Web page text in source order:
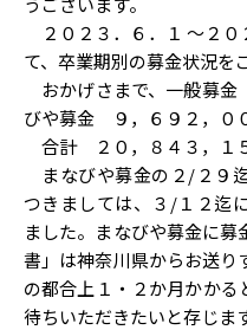
２０２３．６．１ ～２０
て、卒業期別の募金状況を
おかげさまで、一般募
びや募金 ９，６９２，００
合計 ２０，８４３，１
まなびや募金の２/２９
つきましては、３/１２迄
ました。まなびや募金に
書」は神奈川県からお送
の都合上１・２か月かか
待ちいただきたいと存じま